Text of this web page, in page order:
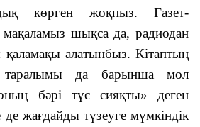
көрген жоқпыз. Газет-
мақаламыз шықса да, радиодан
қаламақы алатынбыз. Кітаптың
таралымы да барынша мол
бәрі түс сияқты» деген
де жағдайды түзеугемүмкіндік